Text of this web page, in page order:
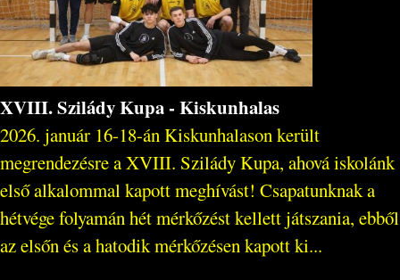
XVIII. Szilády Kupa - Kiskunhalas
2026. január 16-18-án Kiskunhalason került
megrendezésre a XVIII. Szilády Kupa, ahová iskolánk
első alkalommal kapott meghívást! Csapatunknak a
hétvége folyamán hét mérkőzést kellett játszania, ebből
az elsőn és a hatodik mérkőzésen kapott ki...